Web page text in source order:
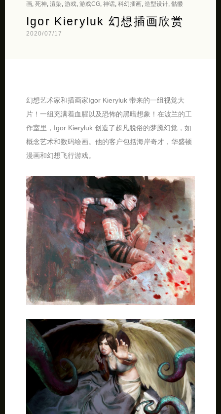
画, 死神, 渲染 游戏, 游戏CG, 神话, 科幻插画, 造型设计, 骷髅
Igor Kieryluk 幻想插画欣赏
2020/07/17
幻想艺术家和插画家Igor Kieryluk 带来的一组视觉大
片！一组充满着血腥以及恐怖的黑暗想象！在波兰的工
作室里，Igor Kieryluk 创造了超凡脱俗的梦魇幻觉，如
概念艺术和数码绘画。他的客户包括海岸奇才，华盛顿
漫画和幻想飞行游戏。